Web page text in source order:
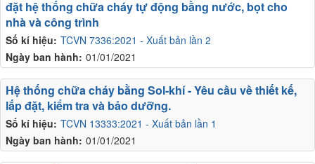
Số kí hiệu: TCVN 7336:2021 - Xuất bản lần 2
Ngày ban hành: 01/01/2021
đặt hệ thống chữa cháy tự động bằng nước, bọt cho
nhà và công trình
Số kí hiệu: TCVN 13333:2021 - Xuất bản lần 1
Ngày ban hành: 01/01/2021
Hệ thống chữa cháy bằng Sol-khí - Yêu cầu về thiết kế,
lắp đặt, kiểm tra và bảo dưỡng.